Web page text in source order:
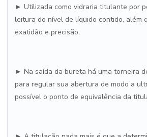
► Utilizada como vidraria titulante por
leitura do nível de líquido contido, além
exatidão e precisão.
► Na saída da bureta há uma torneira
para regular sua abertura de modo a
possível o ponto de equivalência da